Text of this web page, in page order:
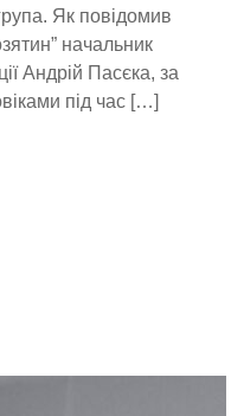
Як повідомив
начальник
Андрій Пасєка, за
під час […]